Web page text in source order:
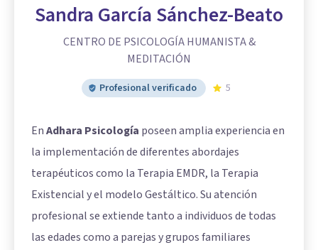
Sandra García Sánchez-Beato
CENTRO DE PSICOLOGÍA HUMANISTA &
MEDITACIÓN
Profesional verificado 5
EnAdhara Psicología poseen amplia experiencia en
la implementación de diferentes abordajes
terapéuticos como la Terapia EMDR, la Terapia
Existencial y el modelo Gestáltico. Su atención
profesional se extiende tanto a individuos de todas
las edades como a parejas y grupos familiares